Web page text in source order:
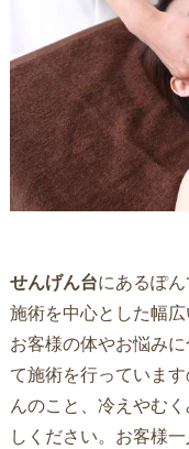
せんげん台にあるぽん
施術を中心とした幅
お客様の体やお悩み
て施術を行っていま
んのこと、冷えやむ
しください。お客様